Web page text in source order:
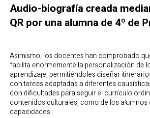
Audio-biografía creada
QR por una alumna de 4º de
Asimismo, los docentes han comprobado
facilita enormemente la personalización de
aprendizaje, permitiéndoles diseñar
con tareas adaptadas a diferentes
con dificultades para seguir el currículo
contenidos culturales, como de los alumnos
capacidades.